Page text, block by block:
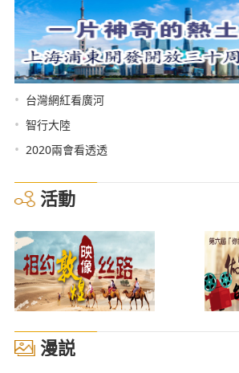
• 台灣網紅看廣河
• 智行大陸
• 2020兩會看透透
活動
漫説